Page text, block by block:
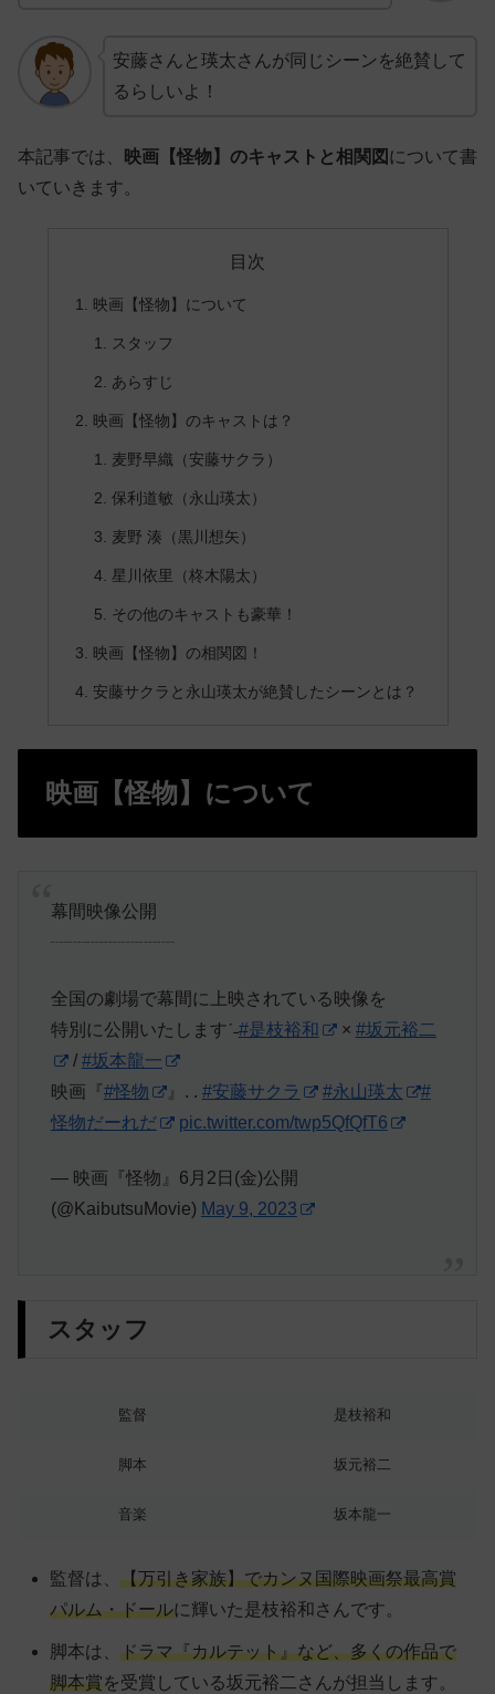
安藤さんと瑛太さんが同じシーンを絶賛して
るらしいよ！
本記事では、 映画【怪物】のキャストと相関図 について書
いていきます。
目次
映画【怪物】について
スタッフ
あらすじ
映画【怪物】のキャストは？
麦野早織（安藤サクラ）
保利道敏（永山瑛太）
麦野 湊（黒川想矢）
星川依里（柊木陽太）
その他のキャストも豪華！
映画【怪物】の相関図！
安藤サクラと永山瑛太が絶賛したシーンとは？
映画【怪物】について
幕間映像公開
┈┈┈┈┈┈┈
全国の劇場で幕間に上映されている映像を
特別に公開いたしますˊ˗#是枝裕和 × #坂元裕二
/ #坂本龍一
映画『#怪物 』. . #安藤サクラ #永山瑛太
#
怪物だーれだ
pic.twitter.com/twp5QfQfT6
— 映画『怪物』6月2日(金)公開
(@KaibutsuMovie) May 9, 2023
スタッフ
監督 是枝裕和
脚本 坂元裕二
音楽 坂本龍一
監督は、【万引き家族】でカンヌ国際映画祭最高賞
パルム・ドールに輝いた是枝裕和さんです。
脚本は、ドラマ『カルテット』など、多くの作品で
脚本賞を受賞している坂元裕二さんが担当します。